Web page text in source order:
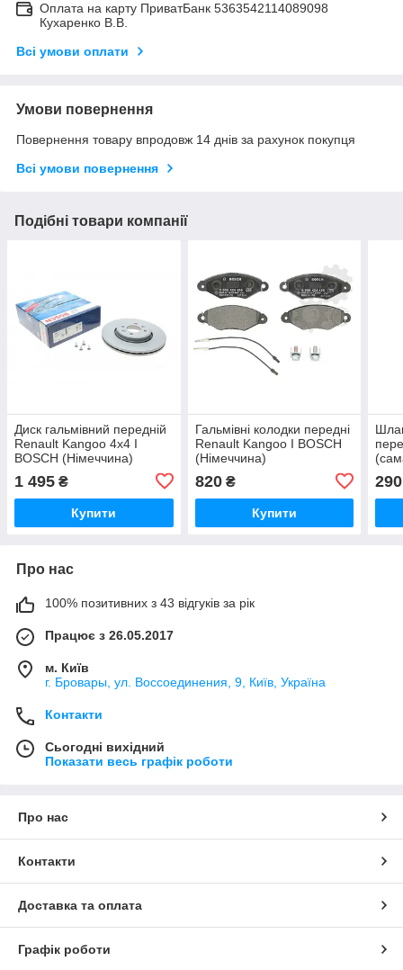
Оплата на карту ПриватБанк 5363542114089098
Кухаренко В.В.
Всі умови оплати
Умови повернення
Повернення товару впродовж 14 днів за рахунок покупця
Всі умови повернення
Подібні товари компанії
Диск гальмівний передній
Renault Kangoo 4x4 I
BOSCH (Німеччина)
1 495 ₴
Купити
Гальмівні колодки передні
Renault Kangoo I BOSCH
(Німеччина)
820₴
Купити
290
Про нас
100% позитивних з 43 відгуків за рік
Працює з 26.05.2017
м. Київ
г. Бровары, ул. Воссоединения, 9, Київ, Україна
Контакти
Сьогодні вихідний
Показати весь графік роботи
Про нас
Контакти
Доставка та оплата
Графік роботи